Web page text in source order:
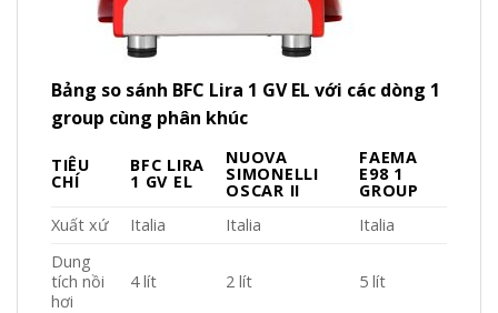
Bảng so sánh BFC Lira 1 GV EL với các dòng 1
group cùng phân khúc
TIÊU
CHÍ
BFC LIRA
1 GV EL
NUOVA
SIMONELLI
OSCAR II
FAEMA
E98 1
GROUP
Xuất xứ
Italia Italia
Italia
Dung
tích nồi
hơi
4 lít 2 lít 5 lít